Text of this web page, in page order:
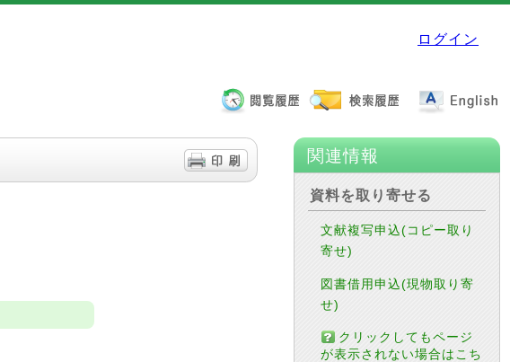
ログイン
関連情報
資料を取り寄せる
文献複写申込(コピー取り
寄せ)
図書借用申込(現物取り寄
せ)
クリックしてもページ
が表示されない場合はこち